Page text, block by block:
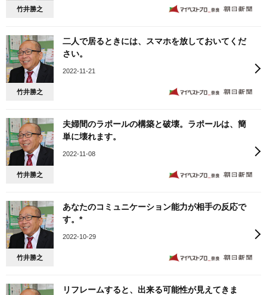
竹井勝之
竹井勝之
二人で居るときには、スマホを放しておいてくだ
さい。
2022-11-21
竹井勝之
夫婦間のラポールの構築と破壊。ラポールは、簡
単に壊れます。
2022-11-08
竹井勝之
あなたのコミュニケーション能力が相手の反応で
す。*
2022-10-29
リフレームすると、出来る可能性が見えてきま